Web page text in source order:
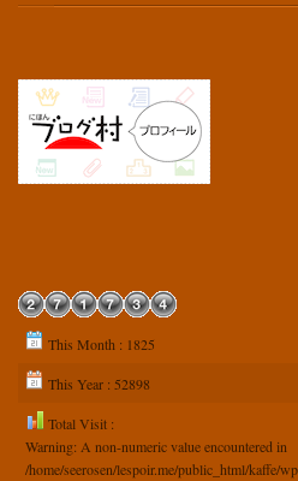
This Month : 1825
This Year : 52898
Total Visit :
Warning: A non-numeric value encountered in
/home/seerosen/lespoir.me/public_html/kaffe/